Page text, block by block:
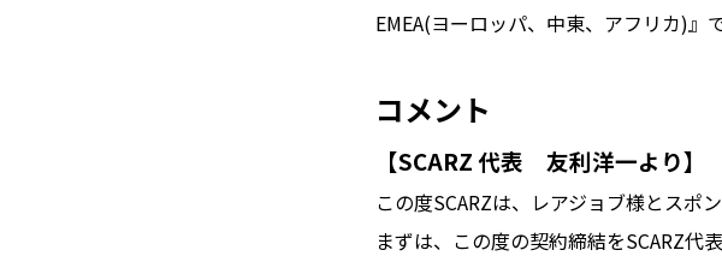
EMEA(ヨーロッパ、中東、アフリカ)』
コメント
【SCARZ 代表 友利洋一より】
この度SCARZは、レアジョブ様とスポ
まずは、この度の契約締結をSCARZ代